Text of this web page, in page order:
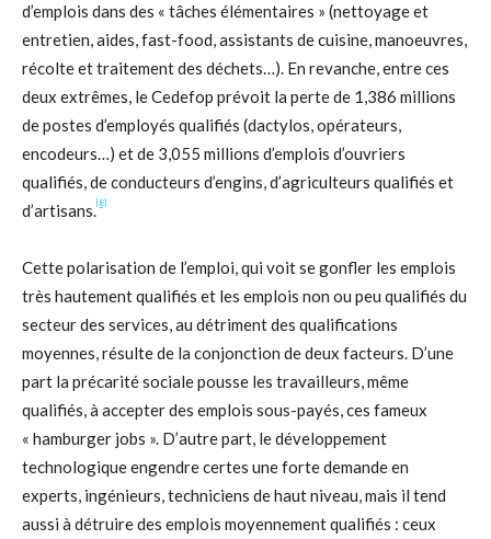
d’emplois dans des « tâches élémentaires » (nettoyage et
entretien, aides, fast-food, assistants de cuisine, manoeuvres,
récolte et traitement des déchets…). En revanche, entre ces
deux extrêmes, le Cedefop prévoit la perte de 1,386 millions
de postes d’employés qualifiés (dactylos, opérateurs,
encodeurs…) et de 3,055 millions d’emplois d’ouvriers
qualifiés, de conducteurs d’engins, d’agriculteurs qualifiés et
d’artisans.[8]
Cette polarisation de l’emploi, qui voit se gonfler les emplois
très hautement qualifiés et les emplois non ou peu qualifiés du
secteur des services, au détriment des qualifications
moyennes, résulte de la conjonction de deux facteurs. D’une
part la précarité sociale pousse les travailleurs, même
qualifiés, à accepter des emplois sous-payés, ces fameux
« hamburger jobs ». D’autre part, le développement
technologique engendre certes une forte demande en
experts, ingénieurs, techniciens de haut niveau, mais il tend
aussi à détruire des emplois moyennement qualifiés : ceux